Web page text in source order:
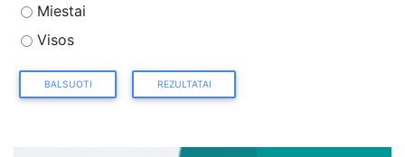
Miestai
Visos
BALSUOTI REZULTATAI